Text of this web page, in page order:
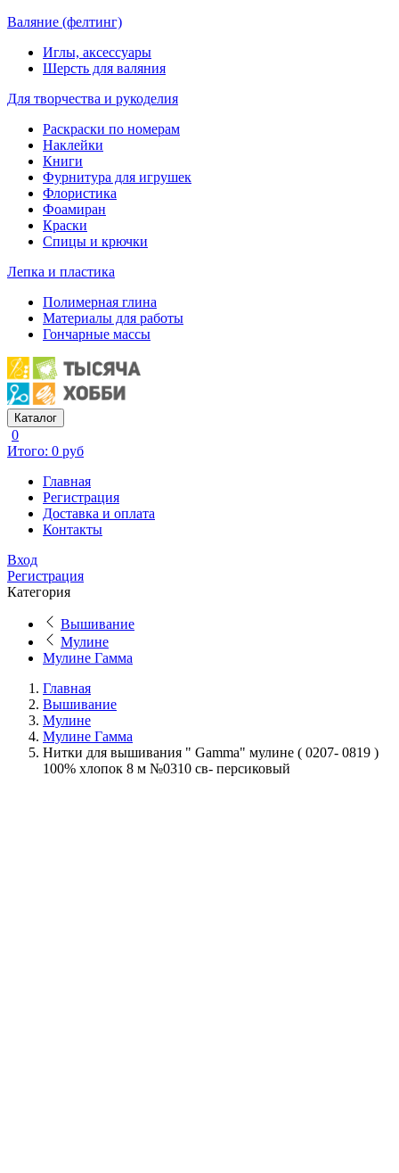
Валяние (фелтинг)
Иглы, аксессуары
Шерсть для валяния
Для творчества и рукоделия
Раскраски по номерам
Наклейки
Книги
Фурнитура для игрушек
Флористика
Фоамиран
Краски
Спицы и крючки
Лепка и пластика
Полимерная глина
Материалы для работы
Гончарные массы
Каталог
0
Итого: 0 руб
Главная
Регистрация
Доставка и оплата
Контакты
Вход
Регистрация
Категория
Вышивание
Мулине
Мулине Гамма
Главная
Вышивание
Мулине
Мулине Гамма
Нитки для вышивания " Gamma" мулине ( 0207- 0819 )
100% хлопок 8 м №0310 св- персиковый